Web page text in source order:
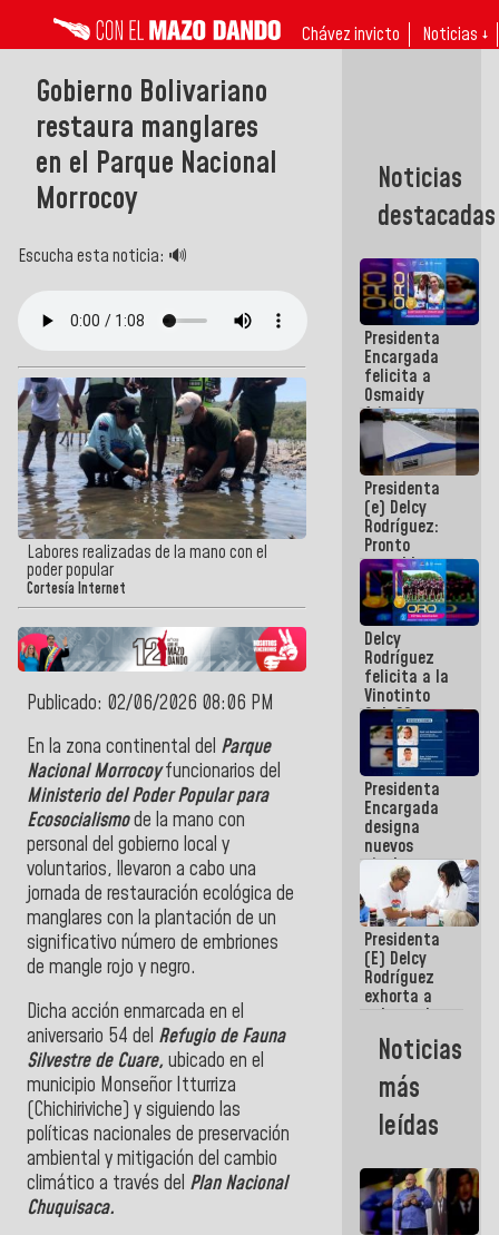
Chávez invicto Noticias ↓
Gobierno Bolivariano
restaura manglares
en el Parque Nacional
Morrocoy
Escucha esta noticia: 🔊
Labores realizadas de la mano con el
poder popular
Cortesía Internet
Publicado: 02/06/2026 08:06 PM
En la zona continental del Parque
Nacional Morrocoyfuncionarios del
Ministerio del Poder Popular para
Ecosocialismode la mano con
personal del gobierno local y
voluntarios, llevaron a cabo una
jornada de restauración ecológica de
manglares con la plantación de un
significativo número de embriones
de mangle rojo y negro.
Dicha acción enmarcada en el
aniversario 54 del Refugio de Fauna
Silvestre de Cuare, ubicado en el
municipio Monseñor Itturriza
(Chichiriviche) y siguiendo las
políticas nacionales de preservación
ambiental y mitigación del cambio
climático a través del Plan Nacional
Chuquisaca.
Noticias
destacadas
Presidenta
Encargada
felicita a
Osmaidy
Arias y
Giraly
Marcano por
hacer
historia en
los
Centroamericanos
Presidenta
(e) Delcy
Rodríguez:
Pronto
restableceremos
las
operaciones
en el
Aeropuerto
Internacional
de
Maiquetía
Delcy
Rodríguez
felicita a la
Vinotinto
Sub 20
campeona
frente
México Sub
23 en los
Centroamericanos
Presidenta
Encargada
designa
nuevos
titulares en
Viceministerio
de Energía
Eléctrica y
CORPOELEC
Presidenta
(E) Delcy
Rodríguez
exhorta a
gobernadores
y alcaldes a
edificar
casas para
abuelos
Noticias
más
leídas